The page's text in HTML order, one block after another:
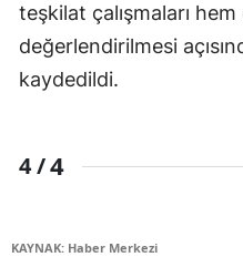
teşkilat çalışmaları
değerlendirilmesi
kaydedildi.
4 /4
KAYNAK: Haber Merkezi